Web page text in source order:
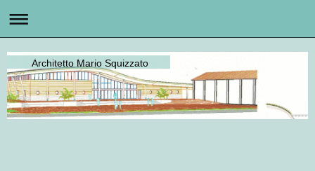
Architetto Mario Squizzato